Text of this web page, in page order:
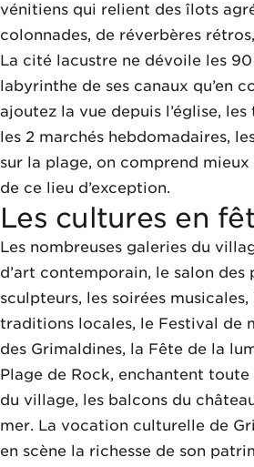
vénitiens qui relient des îlots
colonnades, de réverbères
La cité lacustre ne dévoile les
labyrinthe de ses canaux qu’en
ajoutez la vue depuis l’église, les
les 2 marchés hebdomadaires,
sur la plage, on comprend
de ce lieu d’exception.
Les cultures en
Les nombreuses galeries du
d’art contemporain, le salon des
sculpteurs, les soirées
traditions locales, le Festival de
des Grimaldines, la Fête de la
Plage de Rock, enchantent toute
du village, les balcons du
mer. La vocation culturelle de
en scène la richesse de son